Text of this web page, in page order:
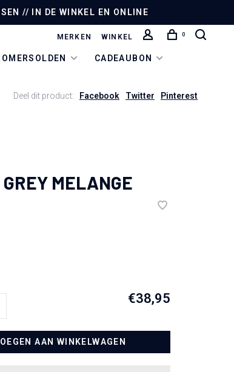
// IN DE WINKEL EN ONLINE
CADEAUBON
MERKEN WINKEL 0
Deel dit product: Facebook Twitter Pinterest
MELANGE
€38,95
AAN WINKELWAGEN